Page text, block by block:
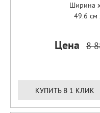
Ширина
49.6 см
Цена 8
КУПИТЬ В 1 КЛИК